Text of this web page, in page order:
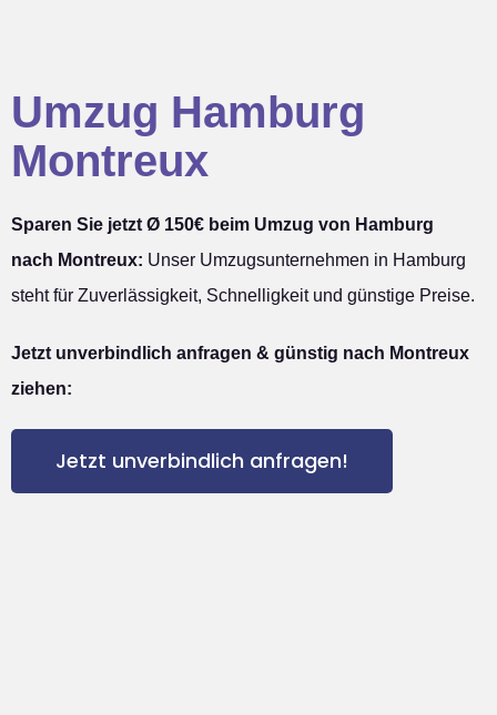
Umzug Hamburg
Montreux
Sparen Sie jetzt Ø 150€ beim Umzug von Hamburg
nach Montreux: Unser Umzugsunternehmen in Hamburg
steht für Zuverlässigkeit, Schnelligkeit und günstige Preise.
Jetzt unverbindlich anfragen & günstig nach Montreux
ziehen:
Jetzt unverbindlich anfragen!